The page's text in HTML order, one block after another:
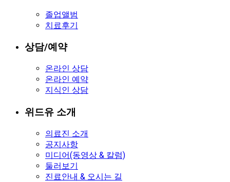
졸업앨범
치료후기
상담/예약
온라인 상담
온라인 예약
지식인 상담
위드유 소개
의료진 소개
공지사항
미디어(동영상 & 칼럼)
둘러보기
진료안내 & 오시는 길